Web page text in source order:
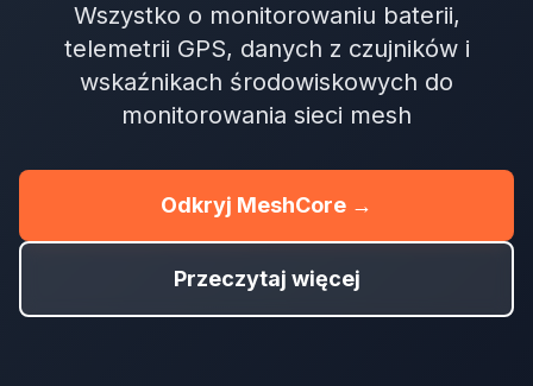
Wszystko o monitorowaniu baterii,
telemetrii GPS, danych z czujników i
wskaźnikach środowiskowych do
monitorowania sieci mesh
Odkryj MeshCore →
Przeczytaj więcej